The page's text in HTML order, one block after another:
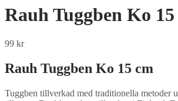
Rauh Tuggben Ko
99 kr
Rauh Tuggben Ko 15 cm
Tuggben tillverkad med traditionella metoder